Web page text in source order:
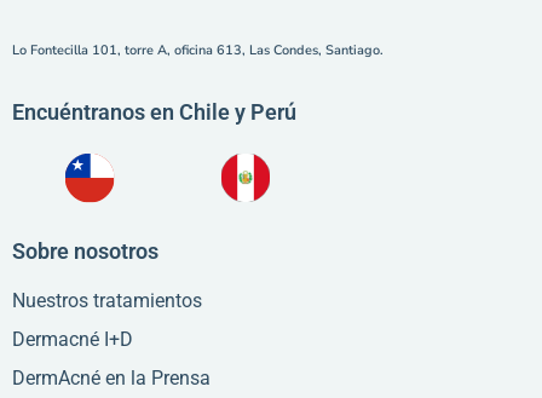
Lo Fontecilla 101, torre A, oficina 613, Las Condes, Santiago.
Encuéntranos en Chile y Perú
Sobre nosotros
Nuestros tratamientos
Dermacné I+D
DermAcné en la Prensa